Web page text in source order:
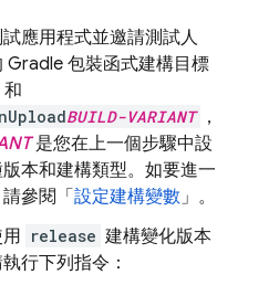
應用程式並邀請測試人
Gradle 包裝函式建構目標
和
BUILD-VARIANT ，
是您在上一個步驟中設
本和建構類型。如要進一
參閱「 設定建構變數」。
release 建構變化版本
行下列指令：